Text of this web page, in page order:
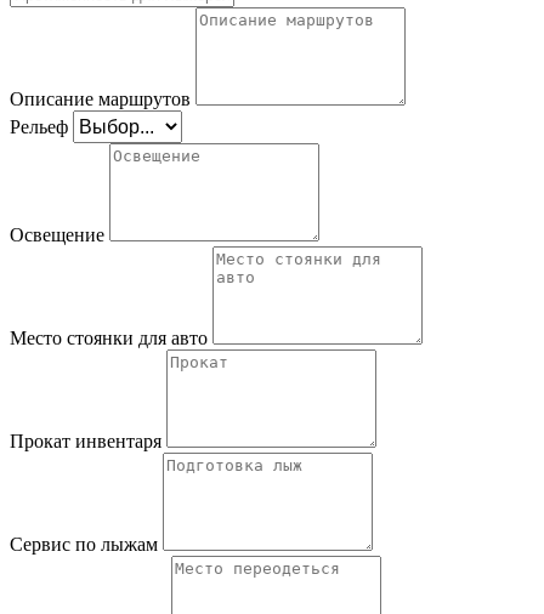
Описание маршрутов
Рельеф
Освещение
Место стоянки для авто
Прокат инвентаря
Сервис по лыжам